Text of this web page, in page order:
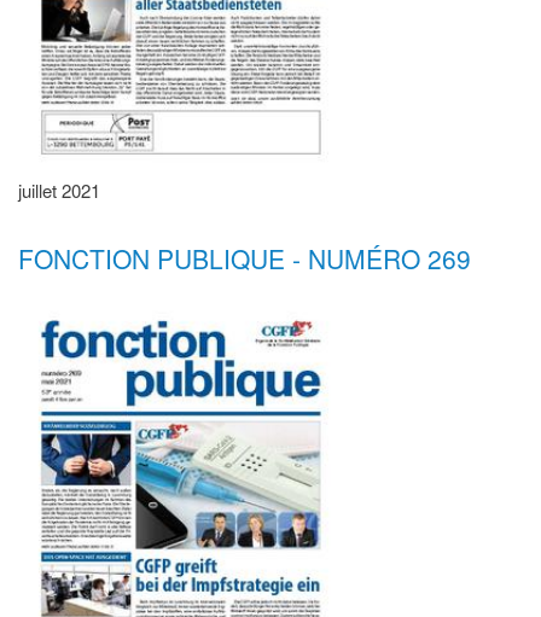
juillet 2021
FONCTION PUBLIQUE - NUMÉRO 269